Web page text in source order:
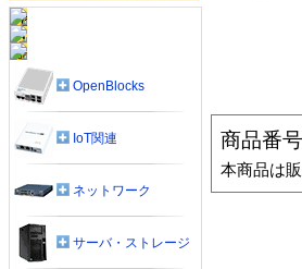
商品番号
本商品は
OpenBlocks
IoT関連
ネットワーク
サーバ・ストレージ